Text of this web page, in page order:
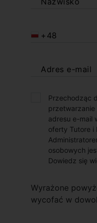
+48
Adres e-mail
Przechodząc
przetwarzanie
adresu e-mail
oferty Tutore i
osobowych
Dowiedz się
Wyrażone
wycofać w